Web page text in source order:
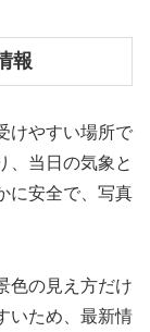
報
けやすい場所で
、当日の気象と
に安全で、写真
色の見え方だけ
いため、最新情